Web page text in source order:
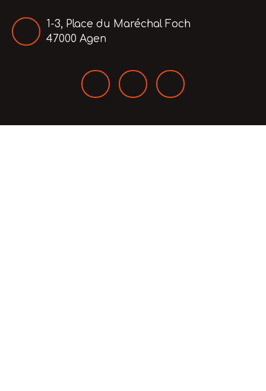
1-3, Place du Maréchal Foch
47000 Agen